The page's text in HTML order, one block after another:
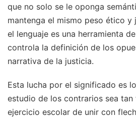
que no solo se le oponga
mantenga el mismo peso ético y
el lenguaje es una herramienta
controla la definición de los
narrativa de la justicia.
Esta lucha por el significado es
estudio de los contrarios sea tan
ejercicio escolar de unir con